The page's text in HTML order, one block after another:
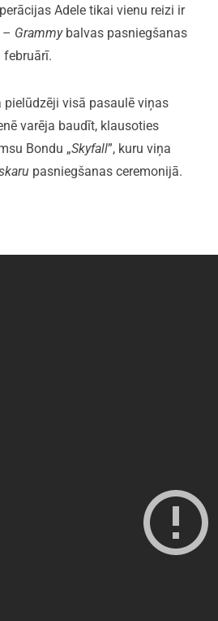
Adele tikai vienu reizi ir
– Grammybalvas pasniegšanas
februārī.
pielūdzēji visā pasaulē viņas
varēja baudīt, klausoties
Bondu „Skyfall”, kuru viņa
pasniegšanas ceremonijā.